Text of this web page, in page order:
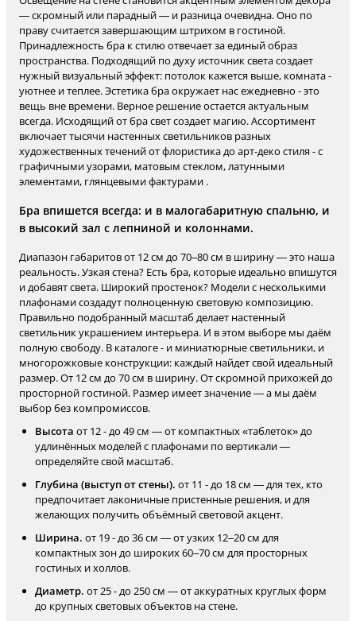
— скромный или парадный — и разница очевидна. Оно по
праву считается завершающим штрихом в гостиной.
Принадлежность бра к стилю отвечает за единый образ
пространства. Подходящий по духу источник света создает
нужный визуальный эффект: потолок кажется выше, комната -
уютнее и теплее. Эстетика бра окружает нас ежедневно - это
вещь вне времени. Верное решение остается актуальным
всегда. Исходящий от бра свет создает магию. Ассортимент
включает тысячи настенных светильников разных
художественных течений от флористика до арт-деко стиля - с
графичными узорами, матовым стеклом, латунными
элементами, глянцевыми фактурами .
Бра впишется всегда: и в малогабаритную спальню, и
в высокий зал с лепниной и колоннами.
Диапазон габаритов от 12 см до 70–80 см в ширину — это наша
реальность. Узкая стена? Есть бра, которые идеально впишутся
и добавят света. Широкий простенок? Модели с несколькими
плафонами создадут полноценную световую композицию.
Правильно подобранный масштаб делает настенный
светильник украшением интерьера. И в этом выборе мы даём
полную свободу. В каталоге - и миниатюрные светильники, и
многорожковые конструкции: каждый найдет свой идеальный
размер. От 12 см до 70 см в ширину. От скромной прихожей до
просторной гостиной. Размер имеет значение — а мы даём
выбор без компромиссов.
Высота от 12 - до 49 см — от компактных «таблеток» до
удлинённых моделей с плафонами по вертикали —
определяйте свой масштаб.
Глубина (выступ от стены). от 11 - до 18 см — для тех, кто
предпочитает лаконичные пристенные решения, и для
желающих получить объёмный световой акцент.
Ширина. от 19 - до 36 см — от узких 12–20 см для
компактных зон до широких 60–70 см для просторных
гостиных и холлов.
Диаметр. от 25 - до 250 см — от аккуратных круглых форм
до крупных световых объектов на стене.